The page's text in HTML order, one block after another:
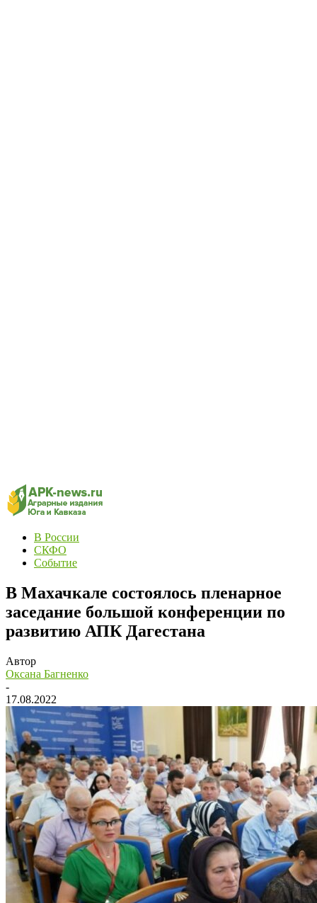
В России
СКФО
Событие
В Махачкале состоялось пленарное
заседание большой конференции по
развитию АПК Дагестана
Автор
Оксана Багненко
-
17.08.2022